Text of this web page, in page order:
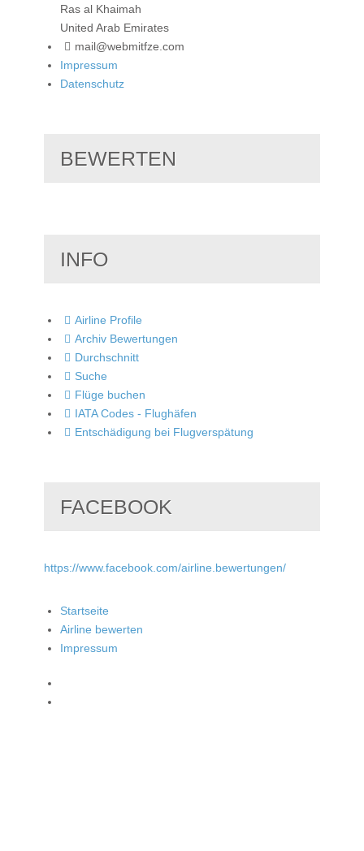
Ras al Khaimah
United Arab Emirates
mail@webmitfze.com
Impressum
Datenschutz
BEWERTEN
INFO
Airline Profile
Archiv Bewertungen
Durchschnitt
Suche
Flüge buchen
IATA Codes - Flughäfen
Entschädigung bei Flugverspätung
FACEBOOK
https://www.facebook.com/airline.bewertungen/
Startseite
Airline bewerten
Impressum